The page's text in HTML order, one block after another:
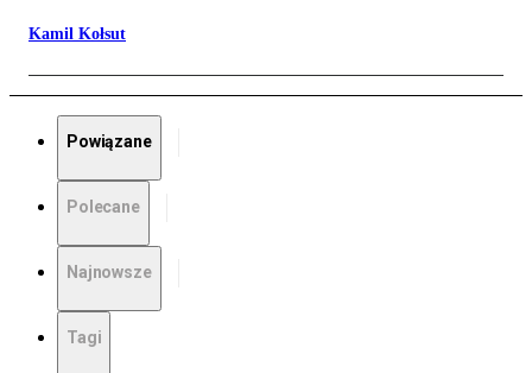
Kamil Kołsut
Powiązane
Polecane
Najnowsze
Tagi